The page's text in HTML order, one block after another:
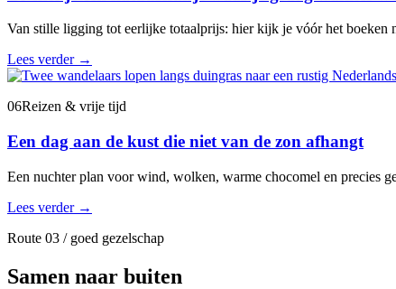
Van stille ligging tot eerlijke totaalprijs: hier kijk je vóór het boeken
Lees verder →
06Reizen & vrije tijd
Een dag aan de kust die niet van de zon afhangt
Een nuchter plan voor wind, wolken, warme chocomel en precies
Lees verder →
Route 03 / goed gezelschap
Samen naar buiten